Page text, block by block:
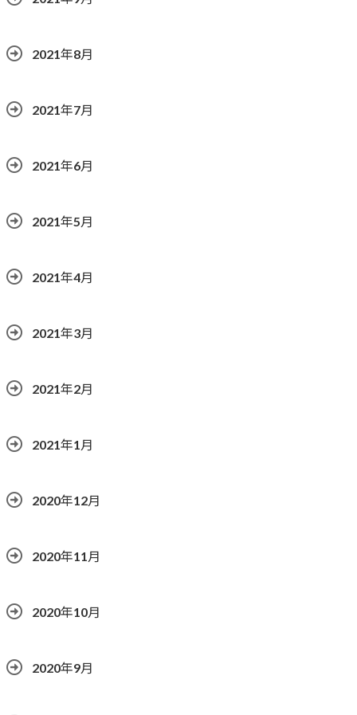
2021年8月
2021年7月
2021年6月
2021年5月
2021年4月
2021年3月
2021年2月
2021年1月
2020年12月
2020年11月
2020年10月
2020年9月